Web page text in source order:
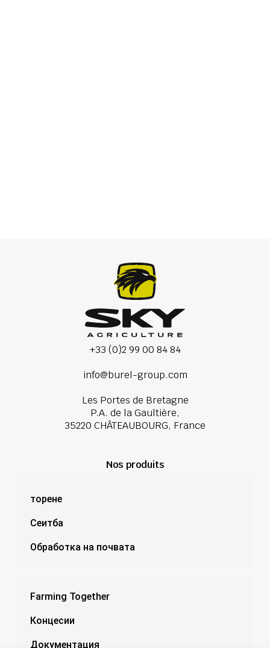
+33 (0)2 99 00 84 84
info@burel-group.com
Les Portes de Bretagne
P.A. de la Gaultière,
35220 CHÂTEAUBOURG, France
Nos produits
торене
Сеитба
Обработка на почвата
Farming Together
Концесии
Документация